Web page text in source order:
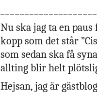
Nu ska jag ta en
kopp som det står
som sedan ska få
allting blir helt
Hejsan, jag är